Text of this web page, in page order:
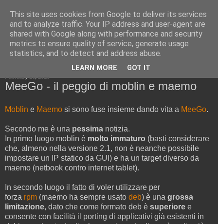
Cold Boot Blog
MeeGo - il peggio di moblin e maemo
Moblin e Maemo si sono fuse insieme dando vita a MeeGo.
Secondo me è una pessima notizia.
In primo luogo moblin è molto immaturo (basti considerare
che, almeno nella versione 2.1, non è neanche possibile
impostare un IP statico da GUI) e ha un target diverso da
maemo (netbook contro internet tablet).
In secondo luogo il fatto di voler utilizzare per
forza rpm (maemo ha sempre usato deb) è una grossa
limitazione, dato che come formato deb è superiore e
consente con facilità il porting di applicativi già esistenti in
This site uses cookies from Google to deliver its services
and to analyze traffic. Your IP address and user-agent are
shared with Google along with performance and security
metrics to ensure quality of service, generate usage
statistics, and to detect and address abuse.
LEARN MORE GOT IT